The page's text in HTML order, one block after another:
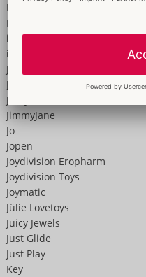
Inflatable + RC
Intense
intt
iroha
JAVIDA
Jes-Extender
Jessy Summer
JimmyJane
Jo
Jopen
Joydivision Eropharm
Joydivision Toys
Joymatic
Jülie Lovetoys
Juicy Jewels
Just Glide
Just Play
Key